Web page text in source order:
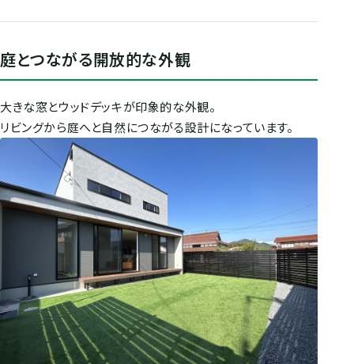
庭とつながる開放的な外観
大きな窓とウッドデッキが印象的な外観。
リビングから庭へと自然につながる設計になっています。